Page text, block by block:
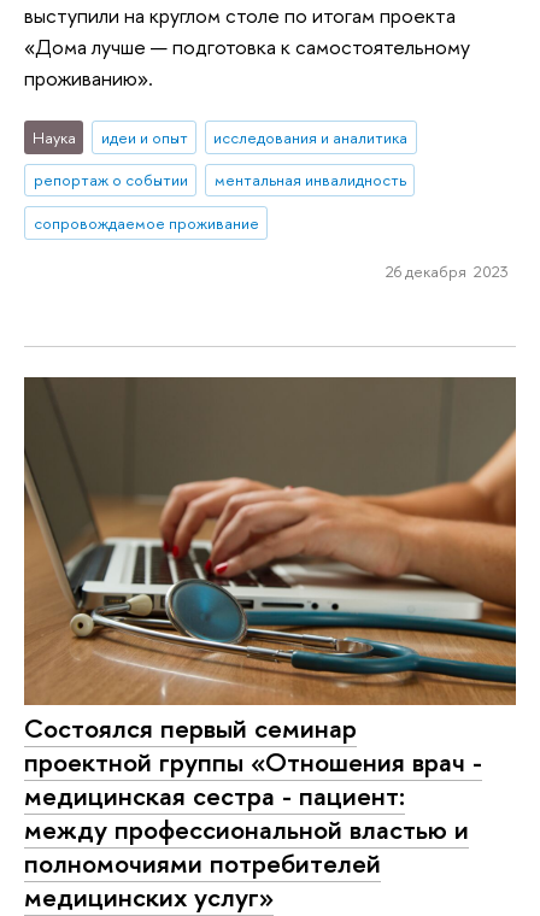
выступили на круглом столе по итогам проекта
«Дома лучше — подготовка к самостоятельному
проживанию».
Наука идеи и опыт
исследования и аналитика
репортаж о событии
ментальная инвалидность
сопровождаемое проживание
26 декабря 2023
Состоялся первый семинар
проектной группы «Отношения врач -
медицинская сестра - пациент:
между профессиональной властью и
полномочиями потребителей
медицинских услуг»